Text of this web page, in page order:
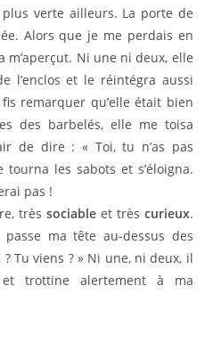
verte ailleurs. La porte de
Alors que je me perdais en
m’aperçut. Ni une ni deux, elle
l’enclos et le réintégra aussi
remarquer qu’elle était bien
des barbelés, elle me toisa
de dire : « Toi, tu n’as pas
les sabots et s’éloigna.
pas !
très sociableet très curieux.
ma tête au-dessus des
Tu viens ? » Ni une, ni deux, il
trottine alertement à ma